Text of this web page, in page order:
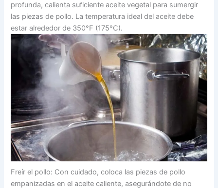
profunda, calienta suficiente aceite vegetal para sumergir
las piezas de pollo. La temperatura ideal del aceite debe
estar alrededor de 350°F (175°C).
Freír el pollo: Con cuidado, coloca las piezas de pollo
empanizadas en el aceite caliente, asegurándote de no